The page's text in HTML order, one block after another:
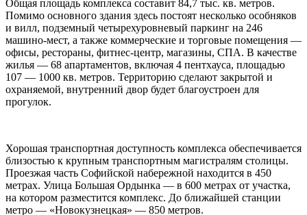
Общая площадь комплекса составит 84,7 тыс. кв. метров.
Помимо основного здания здесь постоят несколько особняков
и вилл, подземный четырехуровневый паркинг на 246
машино-мест, а также коммерческие и торговые помещения —
офисы, рестораны, фитнес-центр, магазины, СПА. В качестве
жилья — 68 апартаментов, включая 4 пентхауса, площадью
107 — 1000 кв. метров. Территорию сделают закрытой и
охраняемой, внутренний двор будет благоустроен для
прогулок.
Хорошая транспортная доступность комплекса обеспечивается
близостью к крупным транспортным магистралям столицы.
Проезжая часть Софийской набережной находится в 450
метрах. Улица Большая Ордынка — в 600 метрах от участка,
на котором разместится комплекс. До ближайшей станции
метро — «Новокузнецкая» — 850 метров.